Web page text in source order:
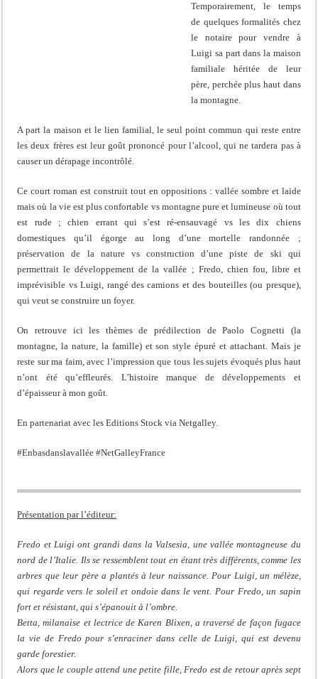
Temporairement, le temps
de quelques formalités chez
le notaire pour vendre à
Luigi sa part dans la maison
familiale héritée de leur
père, perchée plus haut dans
la montagne.
A part la maison et le lien familial, le seul point commun qui reste entre
les deux frères est leur goût prononcé pour l’alcool, qui ne tardera pas à
causer un dérapage incontrôlé.
Ce court roman est construit tout en oppositions : vallée sombre et laide
mais où la vie est plus confortable vs montagne pure et lumineuse où tout
est rude ; chien errant qui s’est ré-ensauvagé vs les dix chiens
domestiques qu’il égorge au long d’une mortelle randonnée ;
préservation de la nature vs construction d’une piste de ski qui
permettrait le développement de la vallée ; Fredo, chien fou, libre et
imprévisible vs Luigi, rangé des camions et des bouteilles (ou presque),
qui veut se construire un foyer.
On retrouve ici les thèmes de prédilection de Paolo Cognetti (la
montagne, la nature, la famille) et son style épuré et attachant. Mais je
reste sur ma faim, avec l’impression que tous les sujets évoqués plus haut
n’ont été qu’effleurés. L’histoire manque de développements et
d’épaisseur à mon goût.
En partenariat avec les Editions Stock via Netgalley.
#Enbasdanslavallée #NetGalleyFrance
Présentation par l’éditeur:
Fredo et Luigi ont grandi dans la Valsesia, une vallée montagneuse du
nord de l’Italie. Ils se ressemblent tout en étant très différents, comme les
arbres que leur père a plantés à leur naissance. Pour Luigi, un mélèze,
qui regarde vers le soleil et ondoie dans le vent. Pour Fredo, un sapin
fort et résistant, qui s’épanouit à l’ombre.
Betta, milanaise et lectrice de Karen Blixen, a traversé de façon fugace
la vie de Fredo pour s’enraciner dans celle de Luigi, qui est devenu
garde forestier.
Alors que le couple attend une petite fille, Fredo est de retour après sept